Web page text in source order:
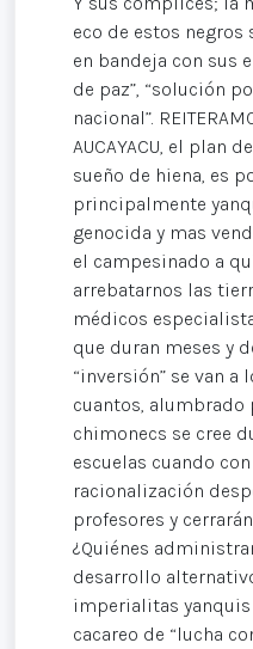
eco de estos negros
en bandeja con sus
de paz”, “solución
nacional”.
AUCAYACU, el plan
sueño de hiena, es
principalmente
genocida y mas
el campesinado a
arrebatarnos las
médicos
que duran meses y
“inversión” se van
cuantos,
chimonecs se cree
escuelas cuando
racionalización
profesores y
¿Quiénes
desarrollo
imperialitas yanquis
cacareo de “lucha